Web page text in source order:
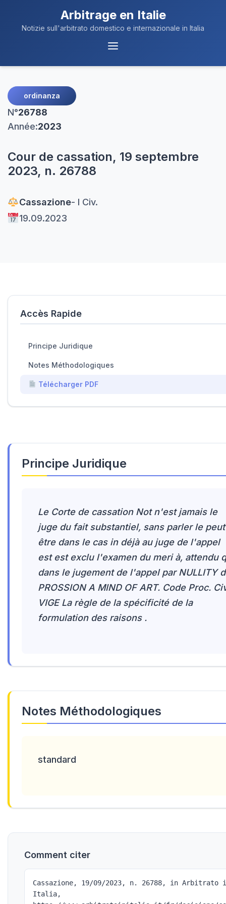
Arbitrage en Italie
Notizie sull'arbitrato domestico e internazionale in Italia
Navigation
ordinanza
N°26788
Année:2023
Cour de cassation, 19 septembre
2023, n. 26788
Cassazione- I Civ.
19.09.2023
Principe Juridique
Le Corte de cassation Not n'est jamais le
juge du fait substantiel, sans parler le peut
être dans le cas in déjà au juge de l'appel
est est exclu l'examen du meri à, attendu
dans le jugement de l'appel par NULLITY
PROSSION A MIND OF ART. Code Proc.
VIGE La règle de la spécificité de la
formulation des raisons .
Notes Méthodologiques
standard
Comment citer
Cassazione, 19/09/2023, n. 26788, in Arbitrato
Italia,
Accès Rapide
Principe Juridique
Notes Méthodologiques
Télécharger PDF